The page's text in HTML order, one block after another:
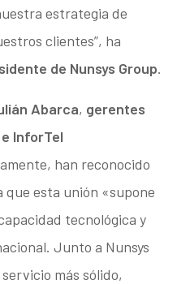
estrategia de
clientes”, ha
de Nunsys Group.
Abarca, gerentes
InforTel
han reconocido
esta unión «supone
tecnológica y
Junto a Nunsys
más sólido,